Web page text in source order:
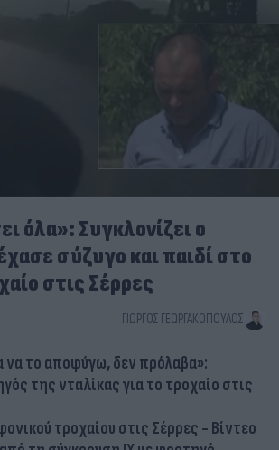
όλα»: Συγκλονίζει ο
σύζυγο και παιδί στο
στις Σέρρες
ΓΙΏΡΓΟΣ ΓΕΩΡΓΑΚΌΠΟΥΛΟΣ
το αποφύγω, δεν πρόλαβα»:
της νταλίκας για το τροχαίο στις
τροχαίου στις Σέρρες - Βίντεο